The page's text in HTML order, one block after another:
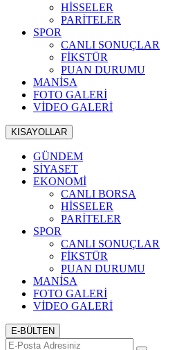
HİSSELER
PARİTELER
SPOR
CANLI SONUÇLAR
FİKSTÜR
PUAN DURUMU
MANİSA
FOTO GALERİ
VİDEO GALERİ
KISAYOLLAR
GÜNDEM
SİYASET
EKONOMİ
CANLI BORSA
HİSSELER
PARİTELER
SPOR
CANLI SONUÇLAR
FİKSTÜR
PUAN DURUMU
MANİSA
FOTO GALERİ
VİDEO GALERİ
E-BÜLTEN